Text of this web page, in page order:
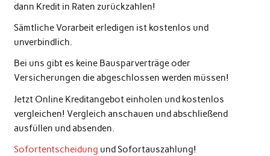
dann Kredit in Raten zurückzahlen!
Sämtliche Vorarbeit erledigen ist kostenlos und
unverbindlich.
Bei uns gibt es keine Bausparverträge oder
Versicherungen die abgeschlossen werden müssen!
Jetzt Online Kreditangebot einholen und kostenlos
vergleichen! Vergleich anschauen und abschließend
ausfüllen und absenden.
Sofortentscheidung und Sofortauszahlung!